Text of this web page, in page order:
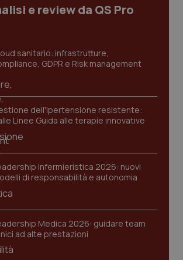
e review da QS Pro
sanitario: infrastrutture,
GDPR e Risk management
dell'Ipertensione resistente:
Linee Guida alle terapie innovative
Infermieristica 2026: nuovi
di responsabilità e autonomia
Medica 2026: guidare team
ad alte prestazioni
.youtube.com